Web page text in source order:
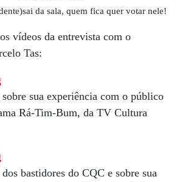
da sala, quem fica quer votar nele!
vídeos da entrevista com o
Tas:
sua experiência com o público
Rá-Tim-Bum, da TV Cultura
bastidores do CQC e sobre sua